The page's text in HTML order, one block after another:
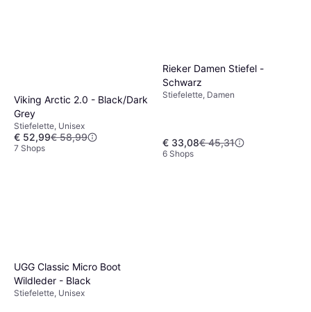
Viking Arctic 2.0 - Black/Dark
Grey
Stiefelette, Unisex
€ 52,99€ 58,99
7 Shops
Rieker Damen Stiefel -
Schwarz
Stiefelette, Damen
€ 33,08€ 45,31
6 Shops
UGG Classic Micro Boot
Wildleder - Black
Stiefelette, Unisex